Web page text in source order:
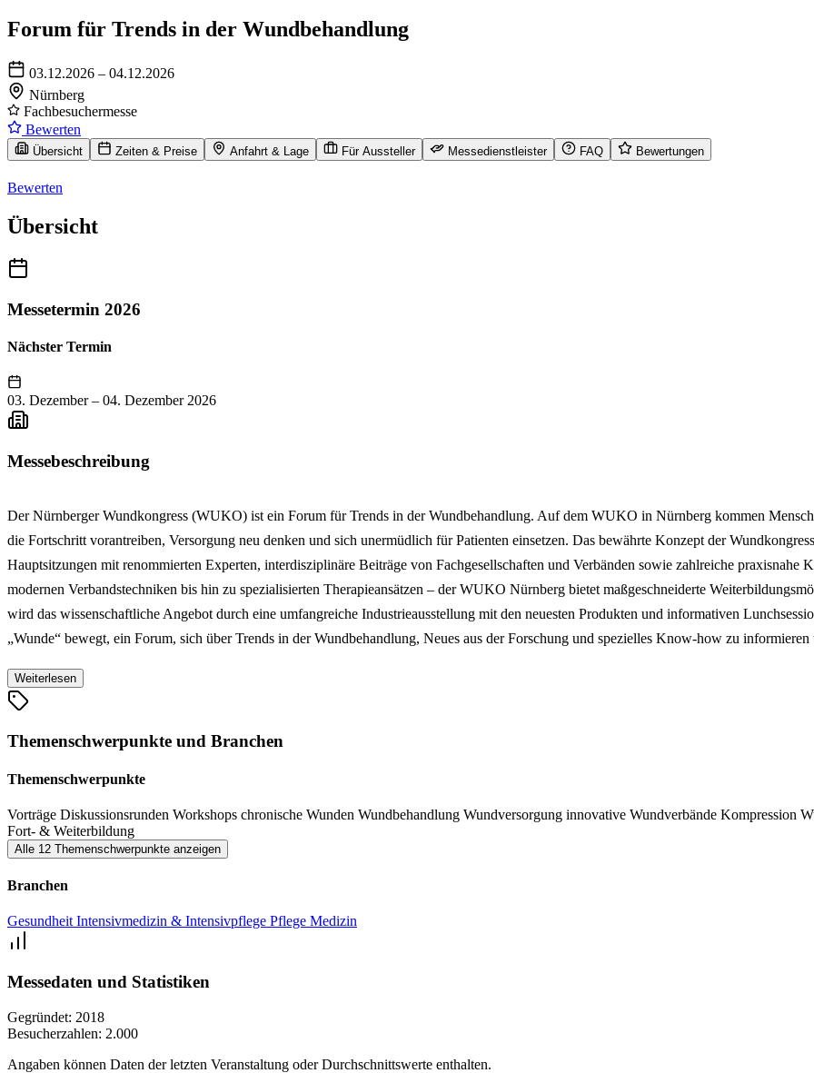
Forum für Trends in der Wundbehandlung
03.12.2026 – 04.12.2026
Nürnberg
Fachbesuchermesse
Bewerten
Übersicht Zeiten & Preise Anfahrt & Lage Für Aussteller Messedienstleister FAQ Bewertungen
Bewerten
Übersicht
Messetermin 2026
Nächster Termin
03. Dezember – 04. Dezember 2026
Messebeschreibung
Der Nürnberger Wundkongress (WUKO) ist ein Forum für Trends in der Wundbehandlung. Auf dem WUKO in Nürnberg kommen
die Fortschritt vorantreiben, Versorgung neu denken und sich unermüdlich für Patienten einsetzen. Das bewährte Konzept der
Hauptsitzungen mit renommierten Experten, interdisziplinäre Beiträge von Fachgesellschaften und Verbänden sowie zahlreiche
modernen Verbandstechniken bis hin zu spezialisierten Therapieansätzen – der WUKO Nürnberg bietet maßgeschneiderte
wird das wissenschaftliche Angebot durch eine umfangreiche Industrieausstellung mit den neuesten Produkten und informativen
„Wunde“ bewegt, ein Forum, sich über Trends in der Wundbehandlung, Neues aus der Forschung und spezielles Know-how zu informieren
Weiterlesen
Themenschwerpunkte und Branchen
Themenschwerpunkte
Vorträge Diskussionsrunden Workshops chronische Wunden Wundbehandlung Wundversorgung innovative Wundverbände Kompression
Fort- & Weiterbildung
Alle 12 Themenschwerpunkte anzeigen
Branchen
Gesundheit Intensivmedizin & Intensivpflege Pflege Medizin
Messedaten und Statistiken
Gegründet: 2018
Besucherzahlen: 2.000
Angaben können Daten der letzten Veranstaltung oder Durchschnittswerte enthalten.